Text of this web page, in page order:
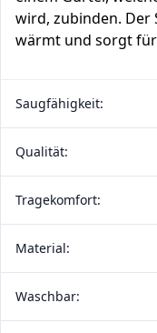
wird, zubinden. Der
wärmt und sorgt
Saugfähigkeit:
Qualität:
Tragekomfort:
Material:
Waschbar: